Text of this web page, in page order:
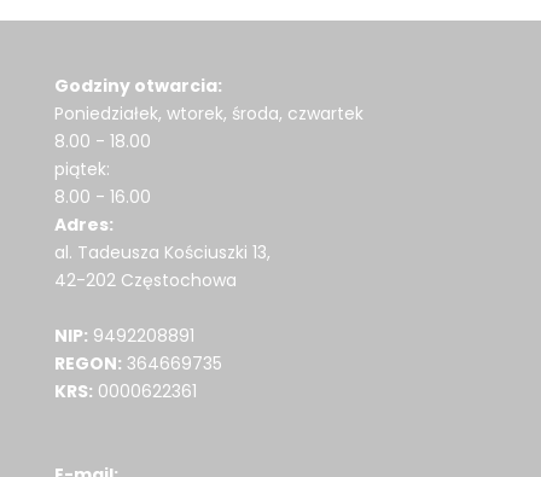
Godziny otwarcia:
Poniedziałek, wtorek, środa, czwartek
8.00 - 18.00
piątek:
8.00 - 16.00
Adres:
al. Tadeusza Kościuszki 13,
42-202 Częstochowa
NIP: 9492208891
REGON: 364669735
KRS: 0000622361